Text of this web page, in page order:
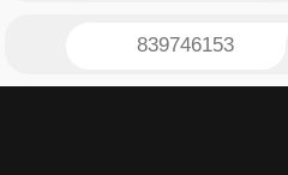
839746153